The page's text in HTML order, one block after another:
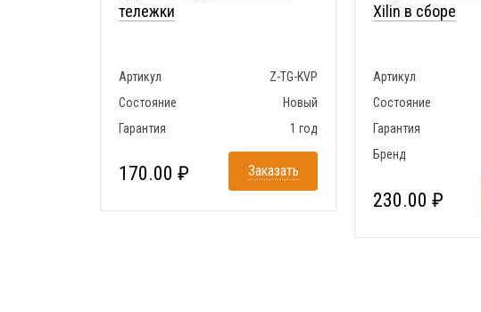
тележки
Артикул
Z-TG-KVP
Состояние
Новый
Гарантия
1 год
170.00 ₽ Заказать
Xilin в сборе
Артикул
Состояние
Гарантия
Бренд
230.00 ₽